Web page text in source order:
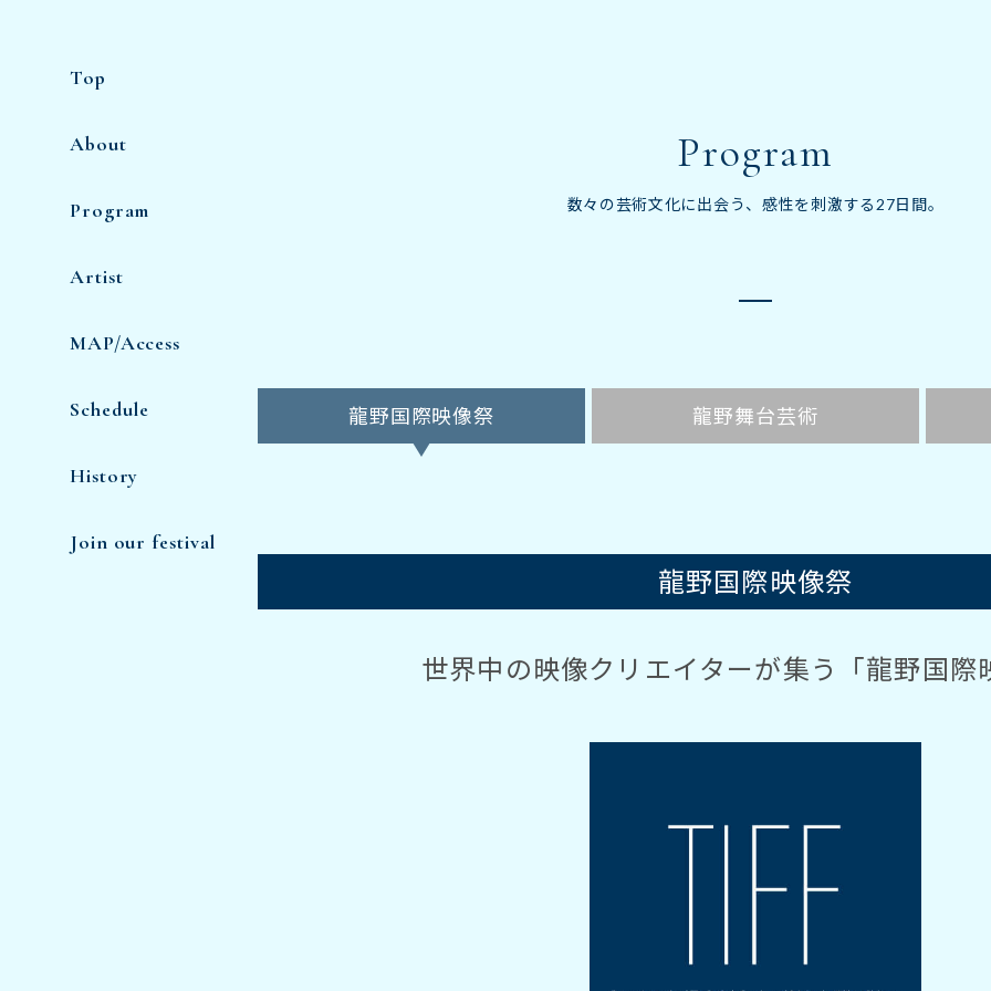
Top
About
Program
Artist
MAP/Access
Schedule
History
Join our festival
Program
数々の芸術文化に出会う、 感性を刺激する27日間。
龍野国際映像祭 龍野舞台芸術
龍野国際映像祭
世界中の映像クリエイターが集う 「龍野国